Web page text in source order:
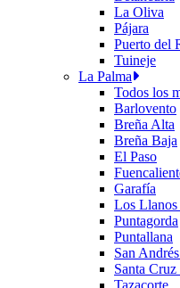
La Oliva
Pájara
Puerto del
Tuineje
La Palma
Todos los
Barlovento
Breña Alta
Breña Baja
El Paso
Garafía
Los
Puntagorda
Puntallana
San
Santa
Tazacorte